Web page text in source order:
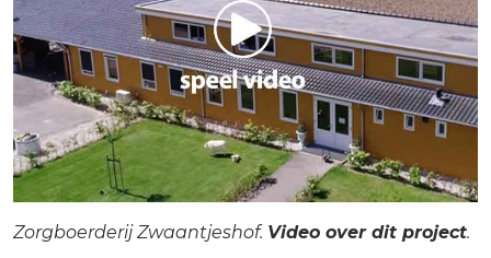
Zorgboerderij Zwaantjeshof. Video over dit project.